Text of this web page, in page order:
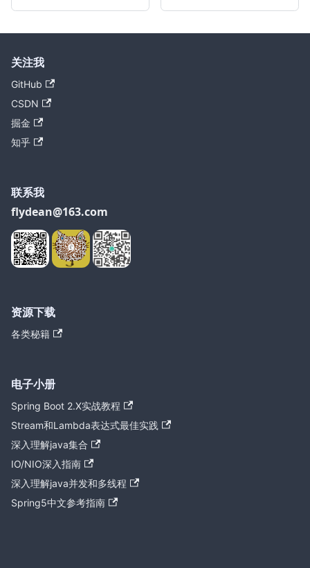
关注我
GitHub
CSDN
掘金
知乎
联系我
flydean@163.com
资源下载
各类秘籍
电子小册
Spring Boot 2.X实战教程
Stream和Lambda表达式最佳实践
深入理解java集合
IO/NIO深入指南
深入理解java并发和多线程
Spring5中文参考指南